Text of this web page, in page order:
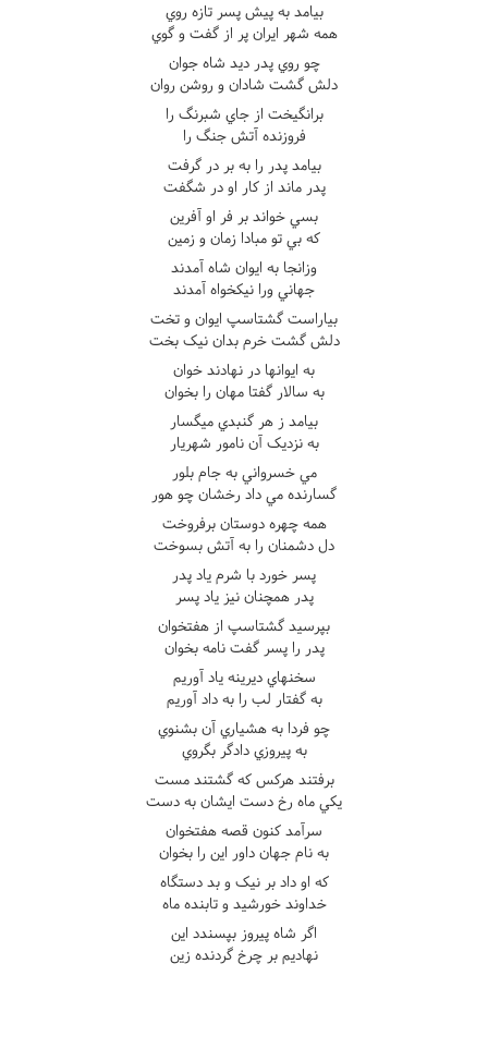
بيامد به پيش پسر تازه روي
همه شهر ايران پر از گفت و گوي
چو روي پدر ديد شاه جوان
دلش گشت شادان و روشن روان
برانگيخت از جاي شبرنگ را
فروزنده آتش جنگ را
بيامد پدر را به بر در گرفت
پدر ماند از کار او در شگفت
بسي خواند بر فر او آفرين
که بي تو مبادا زمان و زمين
وزانجا به ايوان شاه آمدند
جهاني ورا نيکخواه آمدند
بياراست گشتاسپ ايوان و تخت
دلش گشت خرم بدان نيک بخت
به ايوانها در نهادند خوان
به سالار گفتا مهان را بخوان
بيامد ز هر گنبدي ميگسار
به نزديک آن نامور شهريار
مي خسرواني به جام بلور
گسارنده مي داد رخشان چو هور
همه چهره دوستان برفروخت
دل دشمنان را به آتش بسوخت
پسر خورد با شرم ياد پدر
پدر همچنان نيز ياد پسر
بپرسيد گشتاسپ از هفتخوان
پدر را پسر گفت نامه بخوان
سخنهاي ديرينه ياد آوريم
به گفتار لب را به داد آوريم
چو فردا به هشياري آن بشنوي
به پيروزي دادگر بگروي
برفتند هرکس که گشتند مست
يکي ماه رخ دست ايشان به دست
سرآمد کنون قصه هفتخوان
به نام جهان داور اين را بخوان
که او داد بر نيک و بد دستگاه
خداوند خورشيد و تابنده ماه
اگر شاه پيروز بپسندد اين
نهاديم بر چرخ گردنده زين